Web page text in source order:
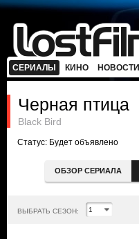
СЕРИАЛЫ КИНО НОВОСТИ
Черная птица
Black Bird
Статус: Будет объявлено
ОБЗОР СЕРИАЛА
ВЫБРАТЬ СЕЗОН: